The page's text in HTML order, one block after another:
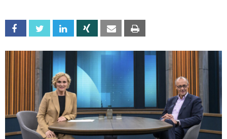
Facebook Twitter Linkedin Xing Email